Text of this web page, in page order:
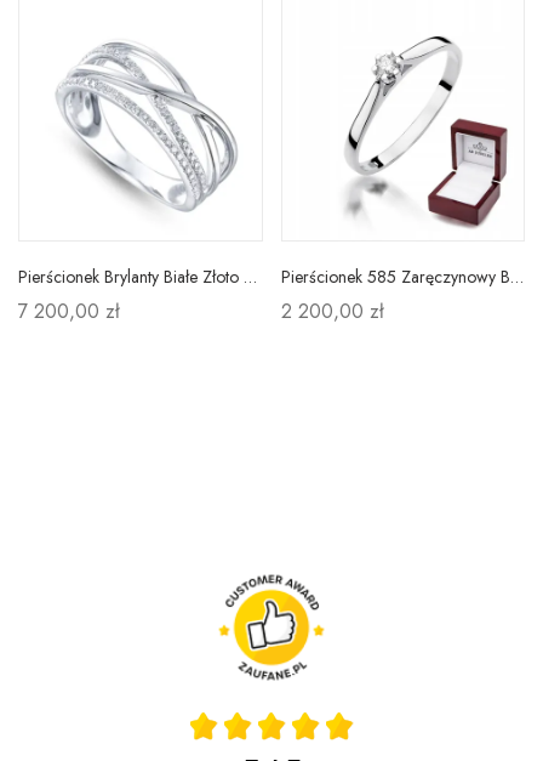
Pierścionek Brylanty Białe Złoto pr 585 Grawer
7 200,00 zł
Pierścionek 585 Zaręczynowy Brylant Białe Złoto
2 200,00 zł